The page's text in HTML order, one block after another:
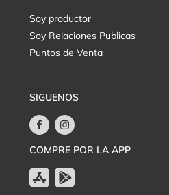
Soy productor
Soy Relaciones Publicas
Puntos de Venta
SIGUENOS
COMPRE POR LA APP